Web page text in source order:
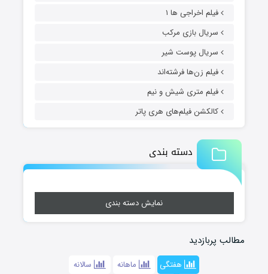
فیلم اخراجی ها ۱
سریال بازی مرکب
سریال پوست شیر
فیلم زن‌ها فرشته‌اند
فیلم متری شیش و نیم
کالکشن فیلم‌های هری پاتر
دسته بندی
نمایش دسته بندی
مطالب پربازدید
هفتگی ماهانه سالانه